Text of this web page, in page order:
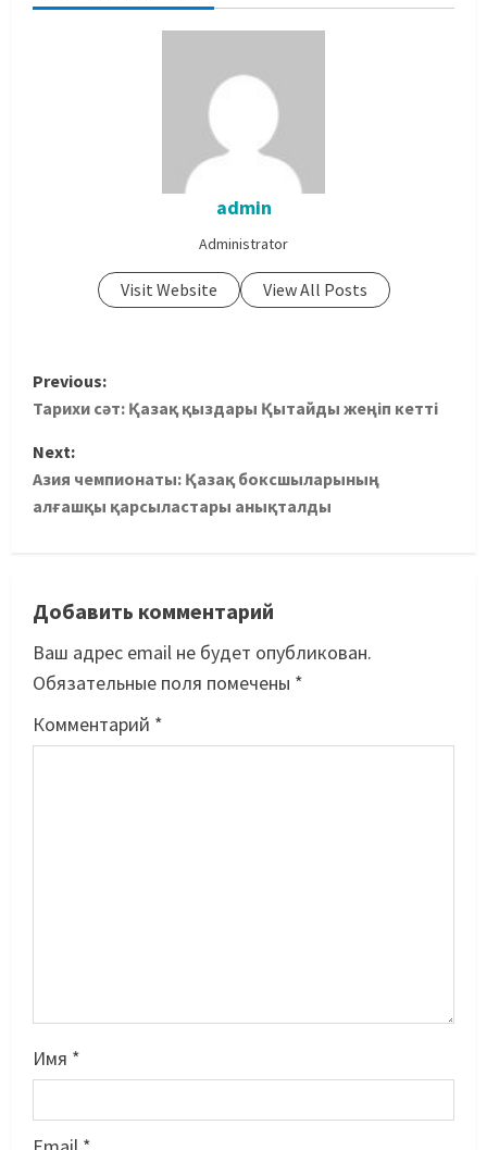
admin
Administrator
Visit Website View All Posts
Previous:
Тарихи сәт: Қазақ қыздары Қытайды жеңіп кетті
Next:
Азия чемпионаты: Қазақ боксшыларының
алғашқы қарсыластары анықталды
Добавить комментарий
Ваш адрес email не будет опубликован.
Обязательные поля помечены *
Комментарий *
Имя *